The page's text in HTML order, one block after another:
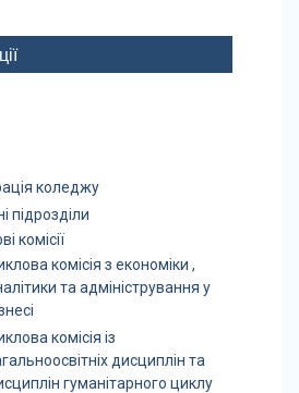
коледжу
підрозділи
комісії
комісія з економіки ,
та адміністрування у
комісія із
дисциплін та
гуманітарного циклу